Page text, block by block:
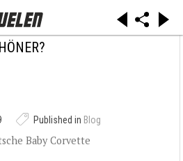
Published in Blog
Baby Corvette